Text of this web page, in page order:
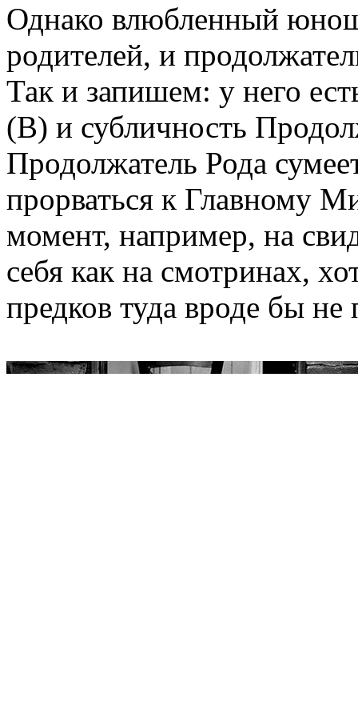
Однако влюбленный
родителей, и
Так и запишем: у него
(В) и субличность
Продолжатель Рода
прорваться к Главному
момент, например, на
себя как на смотринах,
предков туда вроде бы не